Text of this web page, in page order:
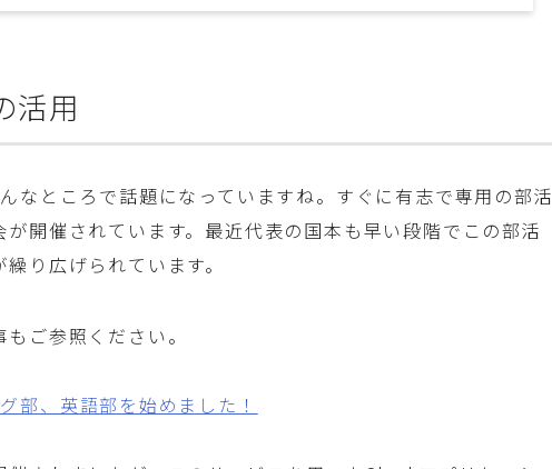
活用
なところで話題になっていますね。すぐに有志で専用の部活
開催されています。最近代表の国本も早い段階でこの部活
り広げられています。
ご参照ください。
部、英語部を始めました！